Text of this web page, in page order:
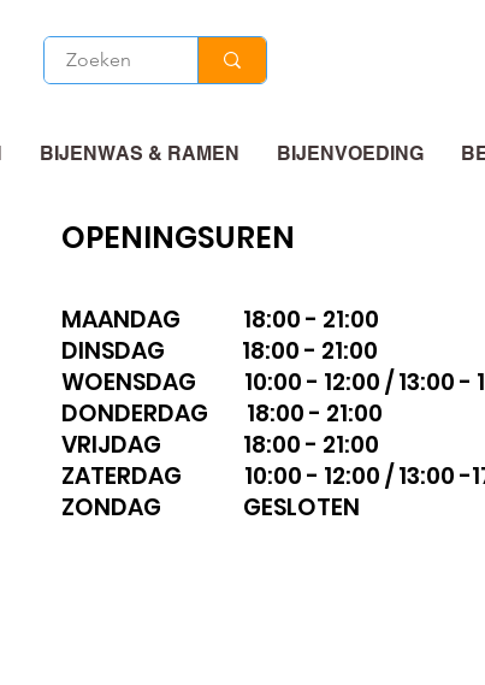
BIJENWAS & RAMEN BIJENVOEDING
OPENINGSUREN
MAANDAG 18:00 - 21:00
DINSDAG 18:00 - 21:00
WOENSDAG 10:00 - 12:00 / 13:00 -
DONDERDAG 18:00 - 21:00
VRIJDAG 18:00 - 21:00
ZATERDAG 10:00 - 12:00 / 13:00 -
ZONDAG GESLOTEN